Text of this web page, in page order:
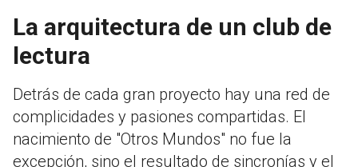
La arquitectura de un club de
lectura
Detrás de cada gran proyecto hay una red de
complicidades y pasiones compartidas. El
nacimiento de "Otros Mundos" no fue la
excepción, sino el resultado de sincronías y el